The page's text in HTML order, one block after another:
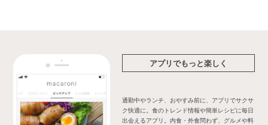
アプリでもっと楽しく
通勤中やランチ、おやすみ前に、アプリでサクサ
ク快適に。食のトレンド情報や簡単レシピに毎日
出会えるアプリ。内食・外食問わず、グルメや料